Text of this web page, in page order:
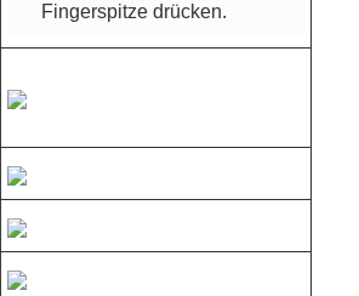
Fingerspitze drücken.